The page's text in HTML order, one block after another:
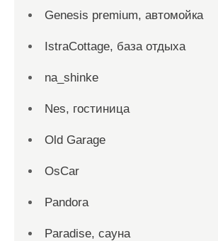
Genesis premium, автомойка
IstraCottage, база отдыха
na_shinke
Nes, гостиница
Old Garage
OsCar
Pandora
Paradise, сауна